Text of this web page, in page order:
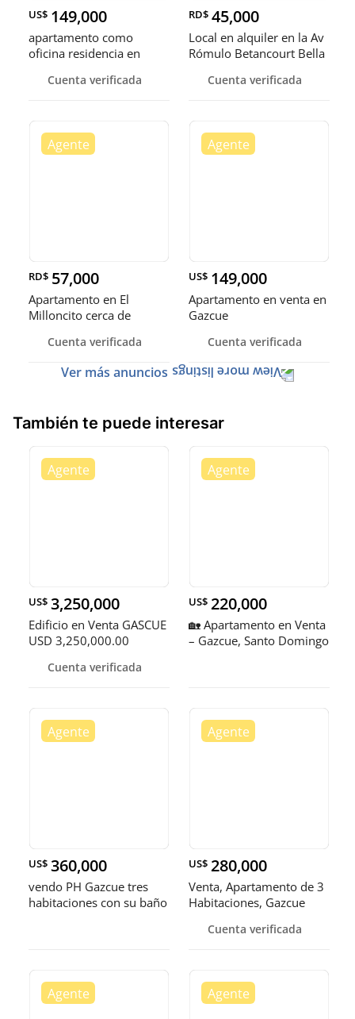
US$ 149,000
apartamento como
oficina residencia en
Cuenta verificada
RD$ 45,000
Local en alquiler en la Av
Rómulo Betancourt Bella
Cuenta verificada
RD$ 57,000
Apartamento en El
Milloncito cerca de
Cuenta verificada
US$ 149,000
Apartamento en venta en
Gazcue
Cuenta verificada
Ver más anuncios
También te puede interesar
US$ 3,250,000
Edificio en Venta GASCUE
USD 3,250,000.00
Cuenta verificada
US$ 220,000
🏡 Apartamento en Venta
– Gazcue, Santo Domingo
US$ 360,000
vendo PH Gazcue tres
habitaciones con su baño
US$ 280,000
Venta, Apartamento de 3
Habitaciones, Gazcue
Cuenta verificada